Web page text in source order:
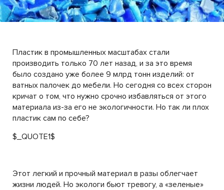
Пластик в промышленных масштабах стали
производить только 70 лет назад, и за это время
было создано уже более 9 млрд тонн изделий: от
ватных палочек до мебели. Но сегодня со всех сторон
кричат о том, что нужно срочно избавляться от этого
материала из-за его не экологичности. Но так ли плох
пластик сам по себе?
$_QUOTE1$
Этот легкий и прочный материал в разы облегчает
жизни людей. Но экологи бьют тревогу, а «зеленые»